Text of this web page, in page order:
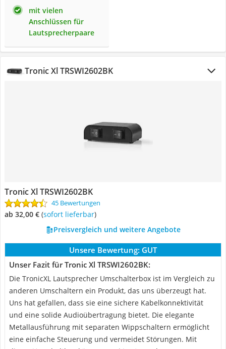
mit vielen
Anschlüssen für
Lautsprecherpaare
Tronic Xl TRSWI2602BK
Tronic Xl TRSWI2602BK
45 Bewertungen
ab 32,00 € ( Sofort lieferbar)
Preisvergleich und weitere Angebote
Unsere Bewertung: GUT
Unser Fazit für Tronic Xl TRSWI2602BK:
Die TronicXL Lautsprecher Umschalterbox ist im Vergleich zu
anderen Umschaltern ein Produkt, das uns überzeugt hat.
Uns hat gefallen, dass sie eine sichere Kabelkonnektivität
und eine solide Audioübertragung bietet. Die elegante
Metallausführung mit separaten Wippschaltern ermöglicht
eine einfache Steuerung und vermeidet Störungen. Mit